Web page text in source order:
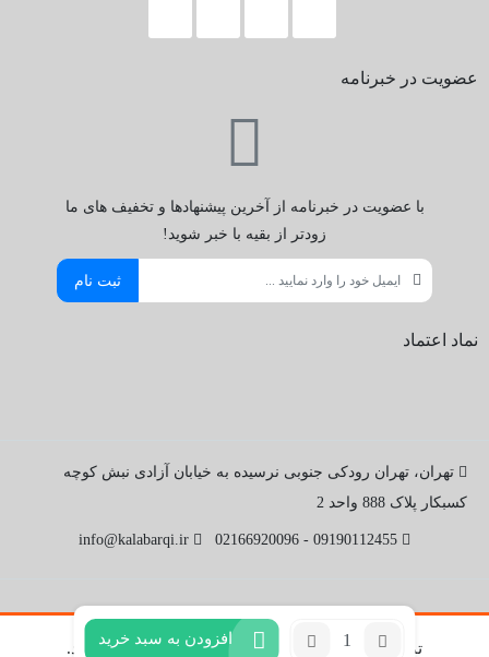
عضویت در خبرنامه
با عضویت در خبرنامه از آخرین پیشنهادها و تخفیف های ما
زودتر از بقیه با خبر شوید!
ثبت نام
نماد اعتماد
تهران، تهران رودکی جنوبی نرسیده به خیابان آزادی نبش کوچه
کسبکار پلاک 888 واحد 2
09190112455 - 02166920096
info@kalabarqi.ir
تمامی حقوق این سایت متعلق به کالا برقی می باشد.
تعداد:
افزودن به سبد خرید